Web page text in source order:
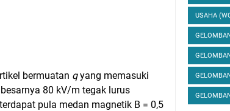
bermuatan qyang memasuki
80 kV/m tegak lurus
pula medan magnetik B = 0,5
USAHA